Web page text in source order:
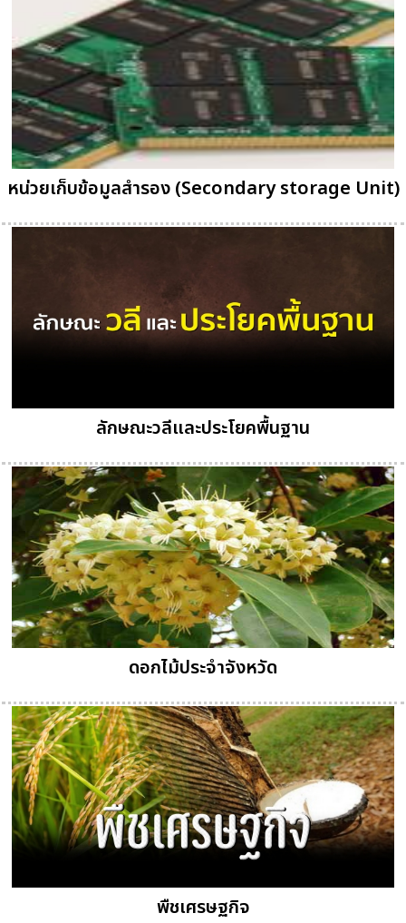
หน่วยเก็บข้อมูลสำรอง (Secondary storage Unit)
ลักษณะวลีและประโยคพื้นฐาน
ดอกไม้ประจำจังหวัด
พืชเศรษฐกิจ